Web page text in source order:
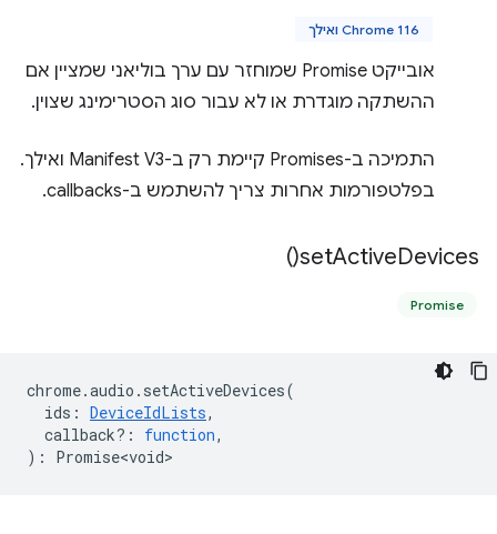
Chrome 116 ואילך
אובייקט Promise שמוחזר עם ערך בוליאני שמציין אם
ההשתקה מוגדרת או לא עבור סוג הסטרימינג שצוין.
התמיכה ב-Promises קיימת רק ב-Manifest V3 ואילך.
בפלטפורמות אחרות צריך להשתמש ב-callbacks.
setActiveDevices(
)
Promise
chrome.audio . setActiveDevices(
ids : DeviceIdLists,
callback? : function,
) : Promise<void>